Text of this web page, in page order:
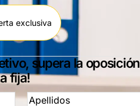
exclusiva
supera la oposición
fija!